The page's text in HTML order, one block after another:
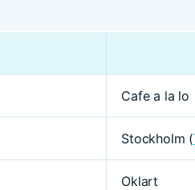
Cafe a la lo
Stockholm (
Oklart